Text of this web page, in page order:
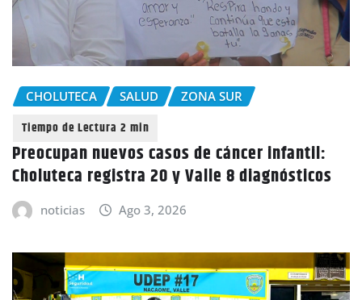
CHOLUTECA SALUD ZONA SUR
Preocupan nuevos casos de cáncer infantil:
Choluteca registra 20 y Valle 8 diagnósticos
noticias Ago 3, 2026